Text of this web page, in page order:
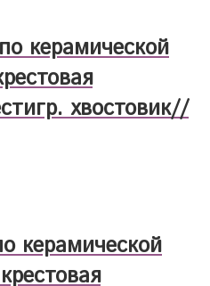
керамической
хвостовик//
керамической